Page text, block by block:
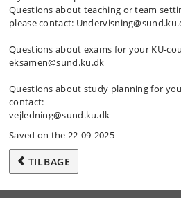
Questions about teaching or team
please contact:
Questions about exams for your KU-
eksamen@sund.ku.dk
Questions about study planning for
contact:
vejledning@sund.ku.dk
Saved on the 22-09-2025
TILBAGE